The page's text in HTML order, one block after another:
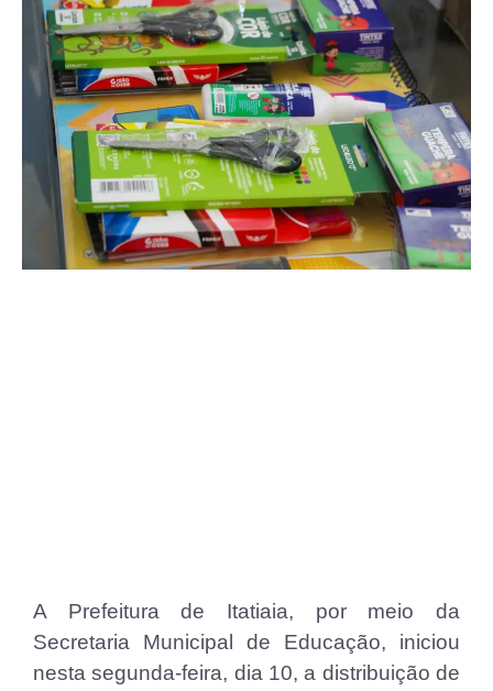
A Prefeitura de Itatiaia, por meio da
Secretaria Municipal de Educação, iniciou
nesta segunda-feira, dia 10, a distribuição de